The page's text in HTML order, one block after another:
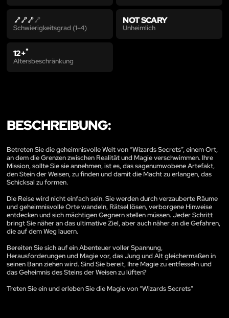
Schwierigkeitsgrad (1-4)
NOT SCARY
Unheimlich
12+*
Altersbeschränkung
BESCHREIBUNG:
Betreten Sie die geheimnisvolle Welt von “Wizards Secrets”, einem Ort,
an dem die Grenzen zwischen Realität und Magie verschwimmen. Ihre
Mission, sollte Sie sie annehmen, ist es, das sagenumwobene Artefakt,
den Stein der Weisen, zu finden und damit die Macht zu erlangen, das
Schicksal zu formen.
Die Reise wird nicht einfach sein. Sie werden durch verzauberte Räume
und geheimnisvolle Orte wandeln, Rätsel lösen, verborgene Hinweise
entdecken und sich mächtigen Gegnern stellen müssen. Jeder Schritt
bringt Sie näher an das ultimative Ziel, aber auch näher an die Gefahren,
die auf dem Weg lauern.
Bereiten Sie sich auf ein Abenteuer voller Spannung,
Herausforderungen und Magie vor, das Jung und Alt gleichermaßen in
seinen Bann ziehen wird. Sind Sie bereit, Ihre Magie zu entfesseln und
das Geheimnis des Steins der Weisen zu lüften?
Treten Sie ein und erleben Sie die Magie von “Wizards Secrets”